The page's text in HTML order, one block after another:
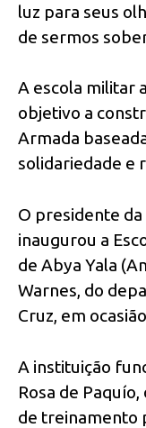
luz para seus
de sermos
A escola militar
objetivo a
Armada
solidariedade e
O presidente da
inaugurou a
de Abya Yala
Warnes, do
Cruz, em
A instituição
Rosa de
de treinamento